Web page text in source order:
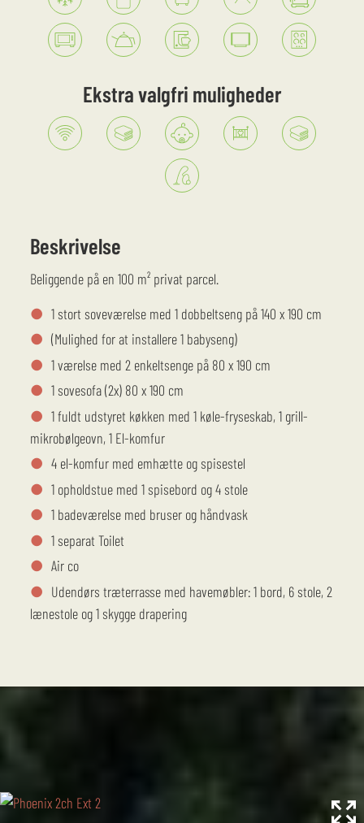
ekstra valgfri muligheder
Beskrivelse
Beliggende på en 100 m² privat parcel.
1 stort soveværelse med 1 dobbeltseng på 140 x 190 cm
(Mulighed for at installere 1 babyseng)
1 værelse med 2 enkeltsenge på 80 x 190 cm
1 sovesofa (2x) 80 x 190 cm
1 fuldt udstyret køkken med 1 køle-fryseskab, 1 grill-
mikrobølgeovn, 1 El-komfur
4 el-komfur med emhætte og spisestel
1 opholdstue med 1 spisebord og 4 stole
1 badeværelse med bruser og håndvask
1 separat Toilet
Air co
Udendørs træterrasse med havemøbler: 1 bord, 6 stole, 2
lænestole og 1 skygge drapering